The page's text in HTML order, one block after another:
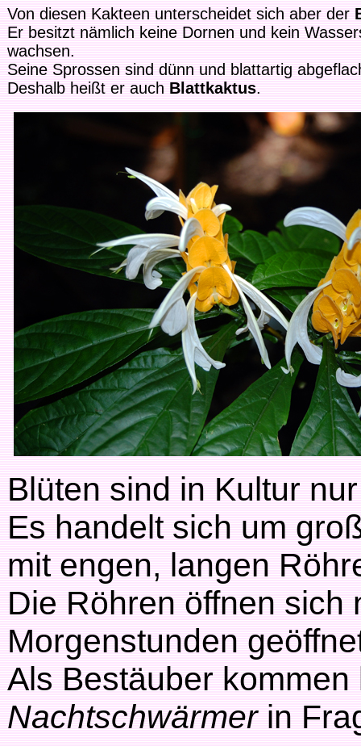
Von diesen Kakteen unterscheidet sich aber der
Er besitzt nämlich keine Dornen und kein
wachsen.
Seine Sprossen sind dünn und blattartig
Deshalb heißt er auchBlattkaktus.
Blüten sind in Kultur
Es handelt sich um
mit engen, langen
Die Röhren öffnen sich
Morgenstunden
Als Bestäuber
Nachtschwärmerin